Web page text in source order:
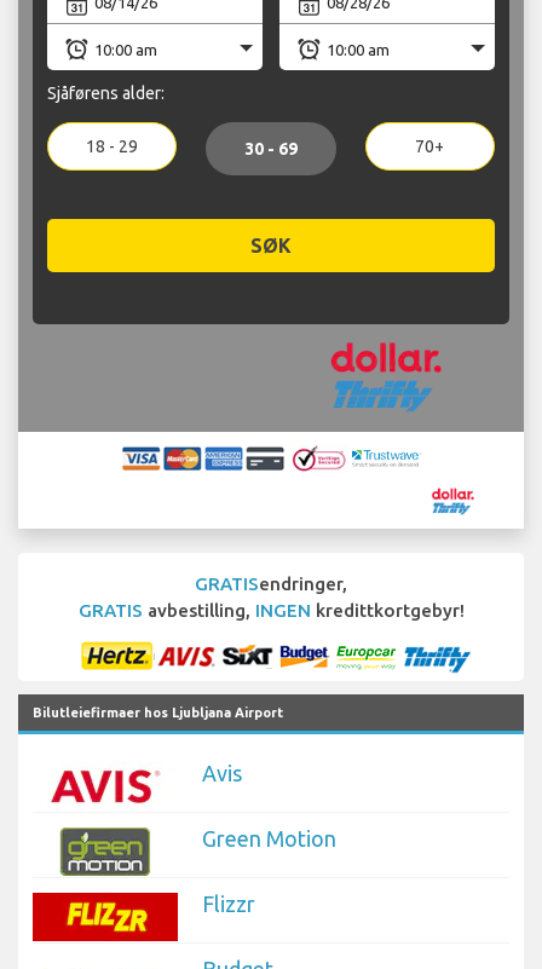
Sjåførens alder:
18 - 29 30 - 69 70+
SØK
GRATISendringer,
GRATIS avbestilling, INGEN kredittkortgebyr!
Bilutleiefirmaer hos Ljubljana Airport
Avis
Green Motion
Flizzr